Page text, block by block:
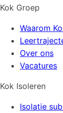
Kok Groep
Waarom
Over ons
Vacatures
Kok Isoleren
Isolatie